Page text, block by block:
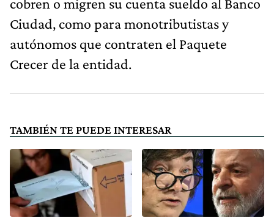
Ciudad, como para monotributistas y
autónomos que contraten el Paquete
Crecer de la entidad.
TAMBIÉN TE PUEDE INTERESAR